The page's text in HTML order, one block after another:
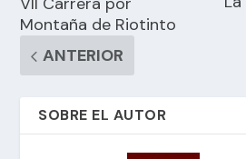
Montaña de Riotinto
ANTERIOR
SOBRE EL AUTOR